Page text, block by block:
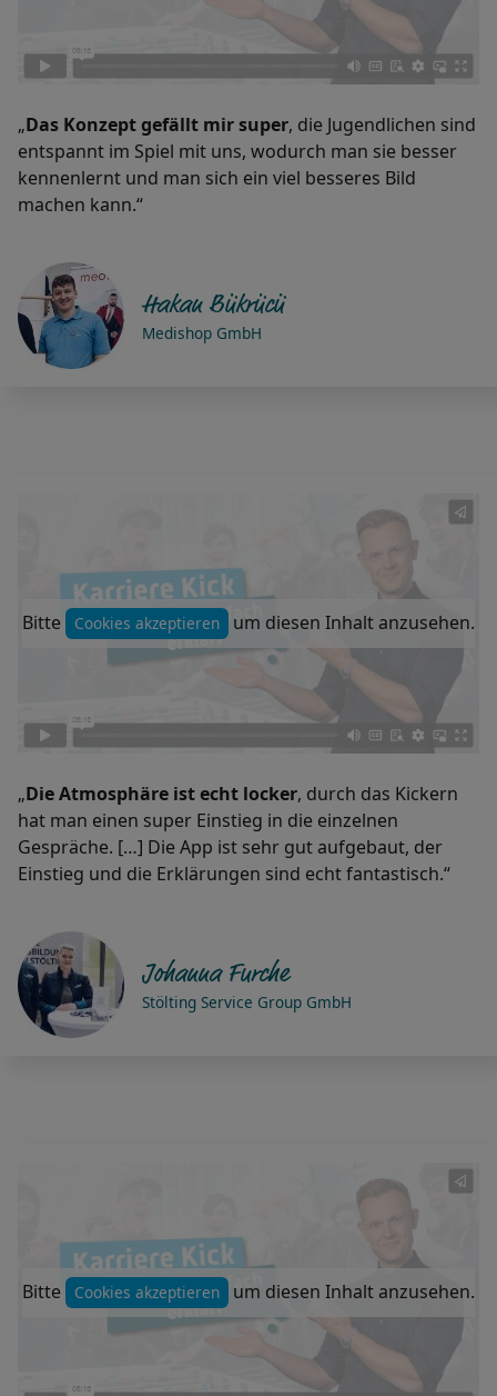
„Das Konzept gefällt mir super, die Jugendlichen sind
entspannt im Spiel mit uns, wodurch man sie besser
kennenlernt und man sich ein viel besseres Bild
machen kann.“
Hakan Bükrücü
Medishop GmbH
Bitte Cookies akzeptieren um diesen Inhalt anzusehen.
„Die Atmosphäre ist echt locker, durch das Kickern
hat man einen super Einstieg in die einzelnen
Gespräche. […] Die App ist sehr gut aufgebaut, der
Einstieg und die Erklärungen sind echt fantastisch.“
Johanna Furche
Stölting Service Group GmbH
Bitte Cookies akzeptieren um diesen Inhalt anzusehen.